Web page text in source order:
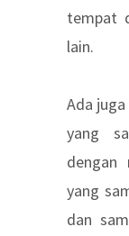
tempat
lain.
Ada
yang
dengan
yang
dan